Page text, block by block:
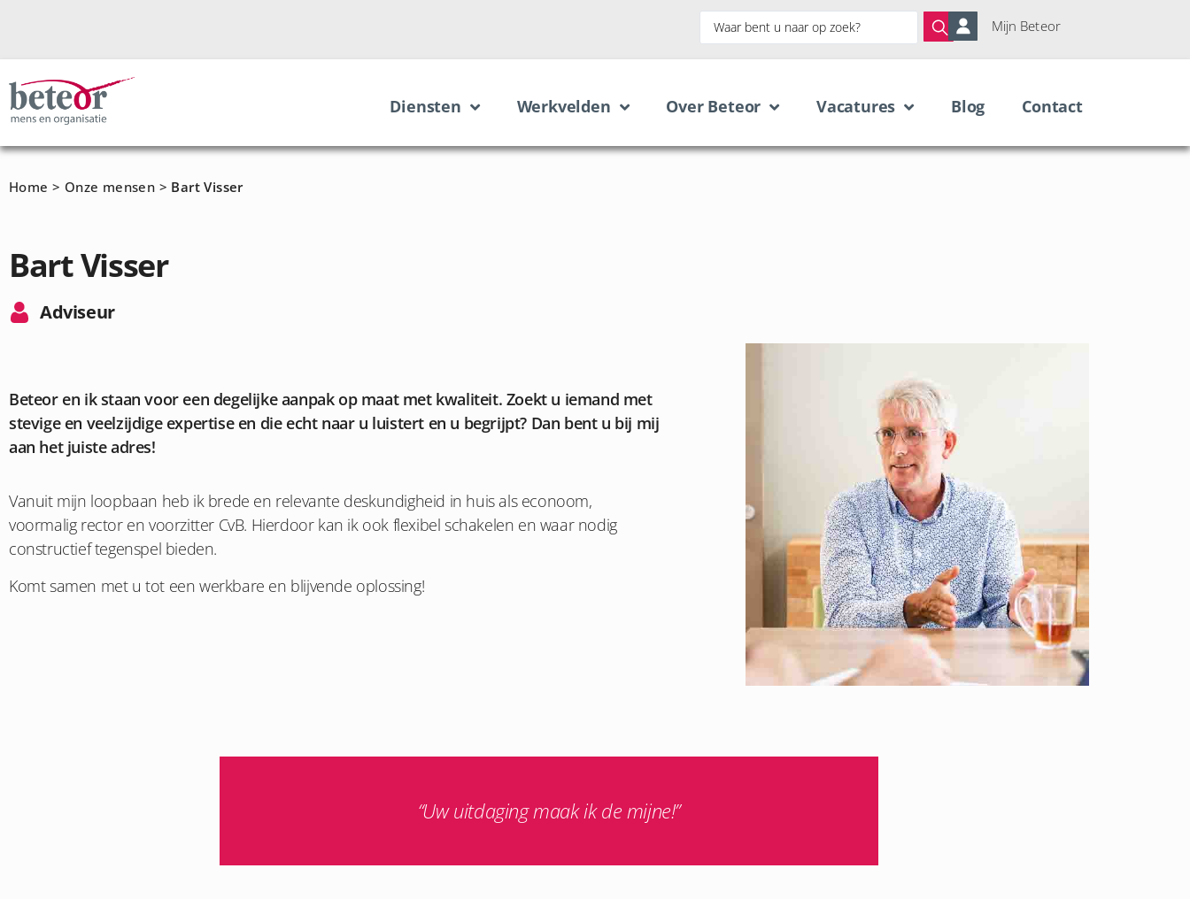
Mijn Beteor
Diensten Werkvelden Over Beteor Vacatures Blog Contact
Home > Onze mensen > Bart Visser
Bart Visser
Adviseur
Beteor en ik staan voor een degelijke aanpak op maat met kwaliteit. Zoekt u iemand met
stevige en veelzijdige expertise en die echt naar u luistert en u begrijpt? Dan bent u bij mij
aan het juiste adres!
Vanuit mijn loopbaan heb ik brede en relevante deskundigheid in huis als econoom,
voormalig rector en voorzitter CvB. Hierdoor kan ik ook flexibel schakelen en waar nodig
constructief tegenspel bieden.
Komt samen met u tot een werkbare en blijvende oplossing!
“Uw uitdaging maak ik de mijne!”